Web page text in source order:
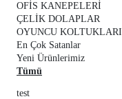
OFİS KANEPELERİ
ÇELİK DOLAPLAR
OYUNCU KOLTUKLARI
En Çok Satanlar
Yeni Ürünlerimiz
Tümü
test